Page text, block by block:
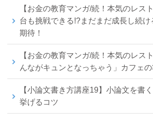
【お金の教育マンガ/続！本気のレス
台も挑戦できる!?まだまだ成長し続け
期待！
【お金の教育マンガ/続！本気のレス
んながキュンとなっちゃう」カフェの
【小論文書き方講座19】小論文を書
挙げるコツ